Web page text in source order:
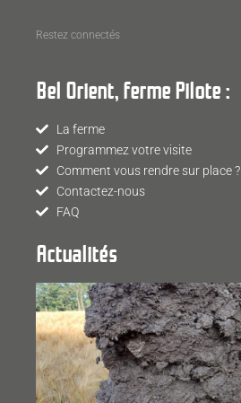
Restez connectés
Bel Orient, ferme Pilote :
La ferme
Programmez votre visite
Comment vous rendre sur place ?
Contactez-nous
FAQ
Actualités